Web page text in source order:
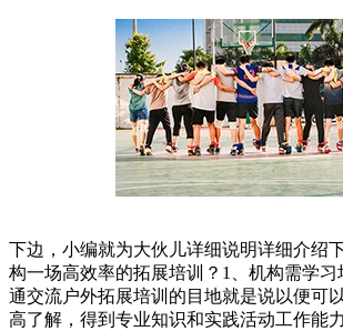
下边，小编就为大伙儿详细说明详细介绍
构一场高效率的拓展培训？1、机构需学
通交流户外拓展培训的目地就是说以便可
高了解，得到专业知识和实践活动工作能